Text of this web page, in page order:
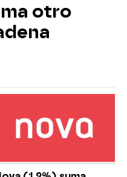
otro